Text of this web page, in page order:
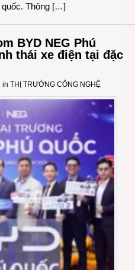
quốc. Thông […]
BYD NEG Phú
thái xe điện tại đặc
in THỊ TRƯỜNG CÔNG NGHỆ